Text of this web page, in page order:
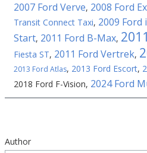
2007 Ford Verve, 2008 Ford
Transit Connect Taxi, 2009 Ford
Start, 2011 Ford B-Max,
Fiesta ST, 2011 Ford Vertrek,
2013 Ford Atlas, 2013 Ford Escort,
2018 Ford F-Vision, 2024 Ford
Author